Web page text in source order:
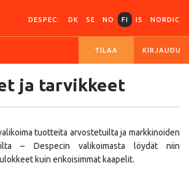
DESPEC: DK SE NO FI IS NORDIC
TILAA KIRJAUDU
ja tarvikkeet
tuotteita arvostetuilta ja markkinoiden
– Despecin valikoimasta löydät niin
kuin erikoisimmat kaapelit.